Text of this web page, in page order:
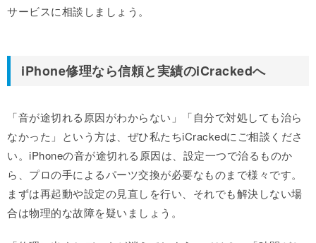
サービスに相談しましょう。
iPhone修理なら信頼と実績のiCrackedへ
「音が途切れる原因がわからない」「自分で対処しても治ら
なかった」という方は、ぜひ私たちiCrackedにご相談くださ
い。iPhoneの音が途切れる原因は、設定一つで治るものか
ら、プロの手によるパーツ交換が必要なものまで様々です。
まずは再起動や設定の見直しを行い、それでも解決しない場
合は物理的な故障を疑いましょう。